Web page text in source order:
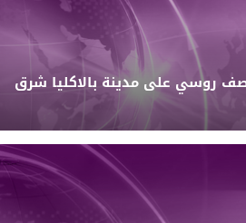
روسي على مدينة بالاكليا شرق